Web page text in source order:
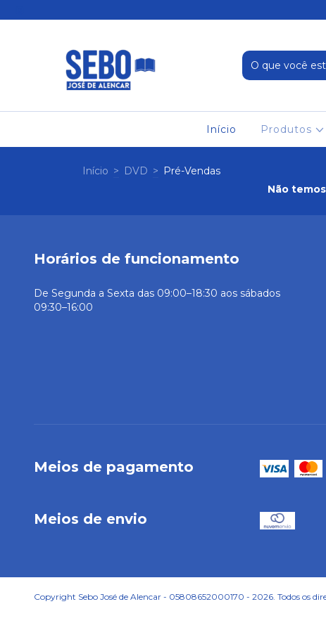
Início Produtos
Início > DVD > Pré-Vendas
Não
Horários de funcionamento
De Segunda a Sexta das 09:00–18:30 aos sábados
09:30–16:00
Meios de pagamento
Meios de envio
Copyright Sebo José de Alencar - 05808652000170 - 2026. Todos os